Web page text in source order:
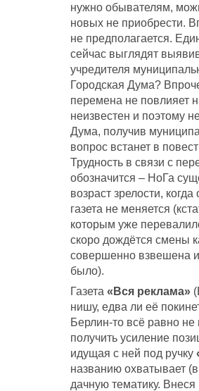
нужно обывателям,
новых не приобрести.
не предполагается.
сейчас выглядят
учредителя
Городская Дума?
перемена не повлияет
неизвестен и поэтому
Дума, получив
вопрос встанет в
Трудность в связи с
обозначится – НоГа
возраст зрелости,
газета не меняется
которым уже
скоро дождётся смены
совершенно взвешена
было).
Газета «Вся реклама»
нишу, едва ли её
Берлин-то всё равно
получить усиление
идущая с ней под ручку
названию охватывает
дачную тематику.